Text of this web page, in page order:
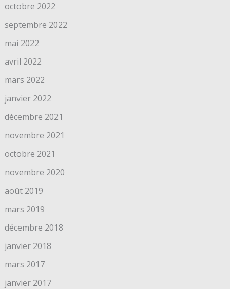
octobre 2022
septembre 2022
mai 2022
avril 2022
mars 2022
janvier 2022
décembre 2021
novembre 2021
octobre 2021
novembre 2020
août 2019
mars 2019
décembre 2018
janvier 2018
mars 2017
janvier 2017